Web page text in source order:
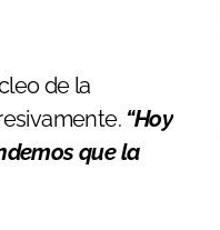
de la
“Hoy
que la